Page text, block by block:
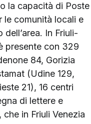
la capacità di Poste
le comunità locali e
In Friuli-
presente con 329
84, Gorizia
(Udine 129,
21), 16 centri
di lettere e
in Friuli Venezia